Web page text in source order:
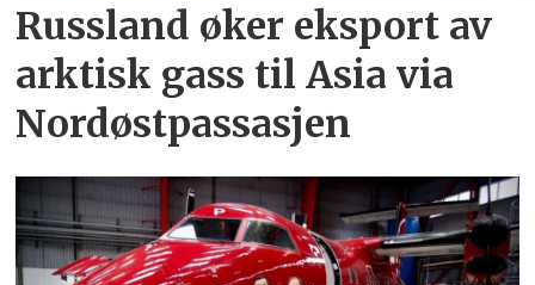
Russland øker eksport av
arktisk gass til Asia via
Nordøstpassasjen